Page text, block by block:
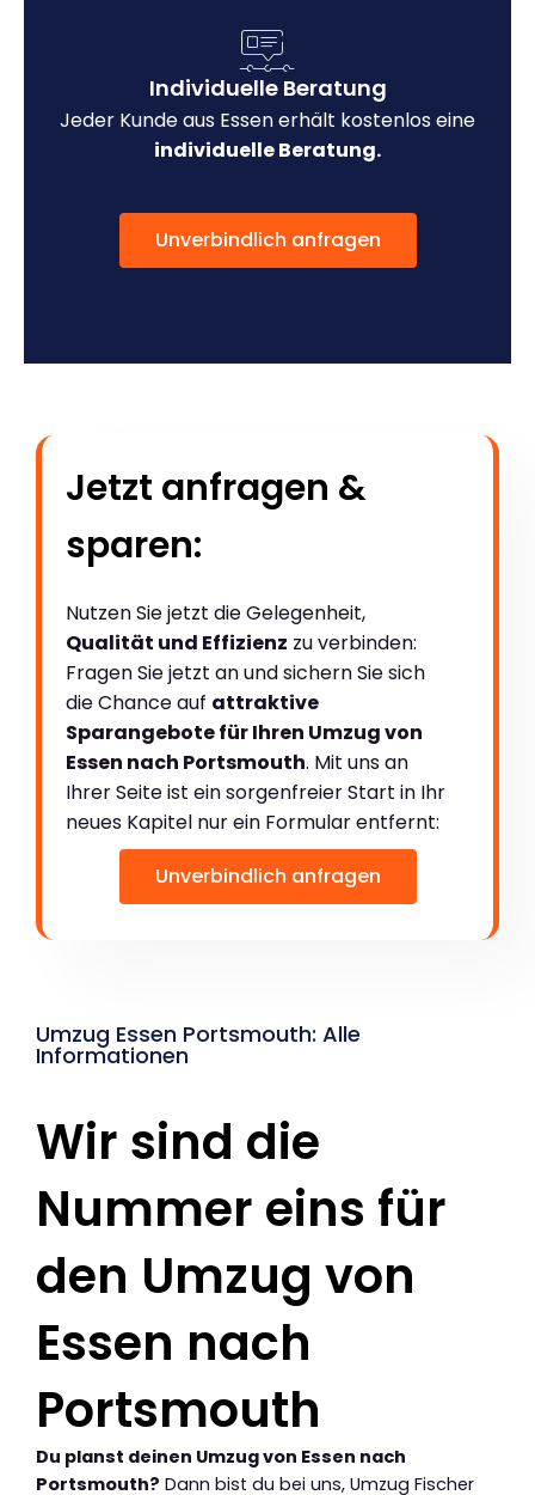
Individuelle Beratung
Jeder Kunde aus Essen erhält kostenlos eine
individuelle Beratung.
Unverbindlich anfragen
Jetzt anfragen &
sparen:
Nutzen Sie jetzt die Gelegenheit,
Qualität und Effizienz zu verbinden:
Fragen Sie jetzt an und sichern Sie sich
die Chance auf attraktive
Sparangebote für Ihren Umzug von
Essen nach Portsmouth. Mit uns an
Ihrer Seite ist ein sorgenfreier Start in Ihr
neues Kapitel nur ein Formular entfernt:
Unverbindlich anfragen
Umzug Essen Portsmouth: Alle
Informationen
Wir sind die
Nummer eins für
den Umzug von
Essen nach
Portsmouth
Du planst deinen Umzug von Essen nach
Portsmouth? Dann bist du bei uns, Umzug Fischer